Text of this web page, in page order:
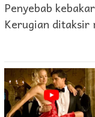
Penyebab
Kerugian ditaksir